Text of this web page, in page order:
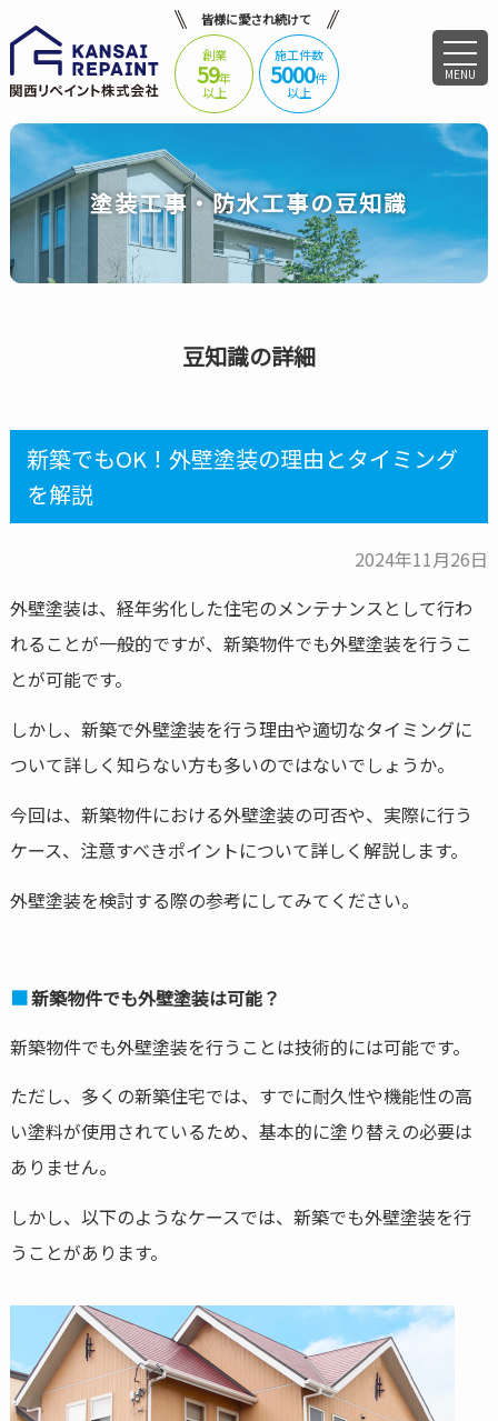
皆様に愛され続けて
創業
59年
以上
施工件数
5000件
以上
MENU
塗装工事・防水工事の豆知識
豆知識の詳細
新築でもOK！外壁塗装の理由とタイミング
を解説
2024年11月26日
外壁塗装は、経年劣化した住宅のメンテナンスとして行わ
れることが一般的ですが、新築物件でも外壁塗装を行うこ
とが可能です。
しかし、新築で外壁塗装を行う理由や適切なタイミングに
ついて詳しく知らない方も多いのではないでしょうか。
今回は、新築物件における外壁塗装の可否や、実際に行う
ケース、注意すべきポイントについて詳しく解説します。
外壁塗装を検討する際の参考にしてみてください。
新築物件でも外壁塗装は可能？
新築物件でも外壁塗装を行うことは技術的には可能です。
ただし、多くの新築住宅では、すでに耐久性や機能性の高
い塗料が使用されているため、基本的に塗り替えの必要は
ありません。
しかし、以下のようなケースでは、新築でも外壁塗装を行
うことがあります。